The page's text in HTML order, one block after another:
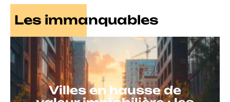
Les immanquables
Villes en hausse de